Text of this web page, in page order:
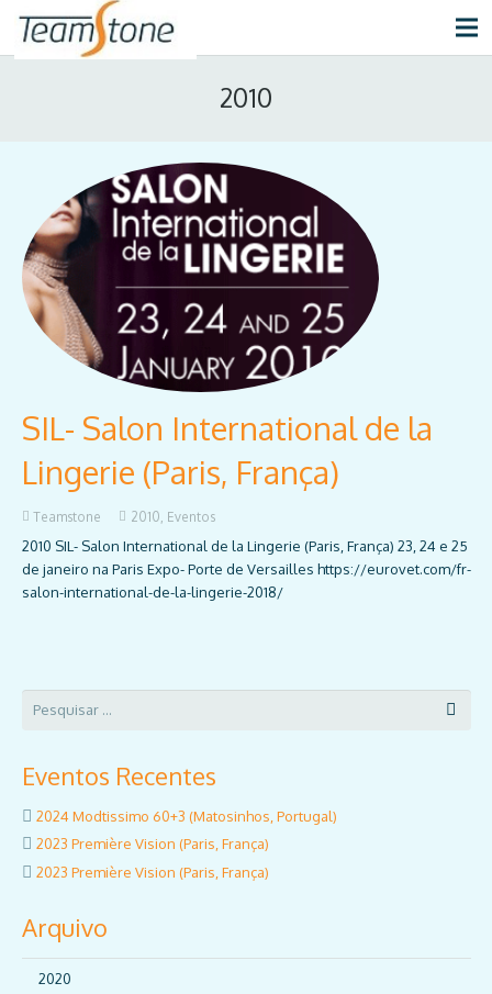
2010
SIL- Salon International de la
Lingerie (Paris, França)
Teamstone 2010, Eventos
2010 SIL- Salon International de la Lingerie (Paris, França) 23, 24 e 25
de janeiro na Paris Expo- Porte de Versailles https://eurovet.com/fr-
salon-international-de-la-lingerie-2018/
Eventos Recentes
2024 Modtissimo 60+3 (Matosinhos, Portugal)
2023 Première Vision (Paris, França)
2023 Première Vision (Paris, França)
Arquivo
2020